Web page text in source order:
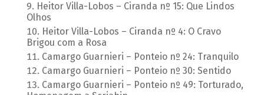
Heitor Villa-Lobos – Ciranda nº 15: Que Lindos
Olhos
Heitor Villa-Lobos – Ciranda nº 4: O Cravo
Brigou com a Rosa
Camargo Guarnieri – Ponteio nº 24: Tranquilo
Camargo Guarnieri – Ponteio nº 30: Sentido
Camargo Guarnieri – Ponteio nº 49: Torturado,